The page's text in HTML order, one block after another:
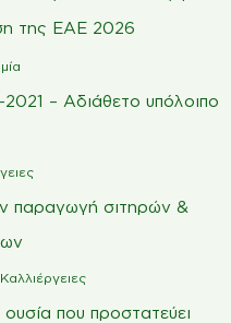
της ΕΑΕ 2026
2021 – Αδιάθετο υπόλοιπο
παραγωγή σιτηρών &
που προστατεύει